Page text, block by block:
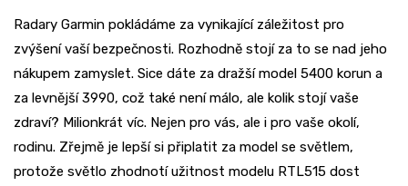
Radary Garmin pokládáme za vynikající záležitost pro
zvýšení vaší bezpečnosti. Rozhodně stojí za to se nad jeho
nákupem zamyslet. Sice dáte za dražší model 5400 korun a
za levnější 3990, což také není málo, ale kolik stojí vaše
zdraví? Milionkrát víc. Nejen pro vás, ale i pro vaše okolí,
rodinu. Zřejmě je lepší si připlatit za model se světlem,
protože světlo zhodnotí užitnost modelu RTL515 dost